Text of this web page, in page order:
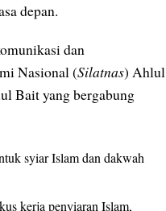
depan.
dan
Nasional (Silatnas) Ahlul
Bait yang bergabung
syiar Islam dan dakwah
kerja penyiaran Islam,